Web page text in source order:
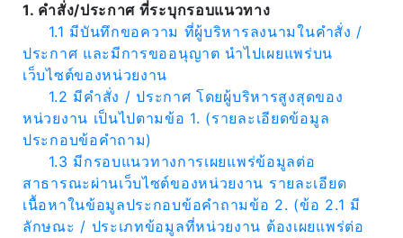
Expand
Search
for:
Search
1. คำสั่ง/ประกาศ ที่ระบุกรอบแนวทาง
1.1 มีบันทึกขอความ ที่ผู้บริหารลงนามในคำสั่ง /
ประกาศ และมีการขออนุญาต นำไปเผยแพร่บน
เว็บไซต์ของหน่วยงาน
1.2 มีคำสั่ง / ประกาศ โดยผู้บริหารสูงสุดของ
หน่วยงาน เป็นไปตามข้อ 1. (รายละเอียดข้อมูล
ประกอบข้อคำถาม)
1.3 มีกรอบแนวทางการเผยแพร่ข้อมูลต่อ
สาธารณะผ่านเว็บไซต์ของหน่วยงาน รายละเอียด
เนื้อหาในข้อมูลประกอบข้อคำถามข้อ 2. (ข้อ 2.1 มี
ลักษณะ / ประเภทข้อมูลที่หน่วยงาน ต้องเผยแพร่ต่อ